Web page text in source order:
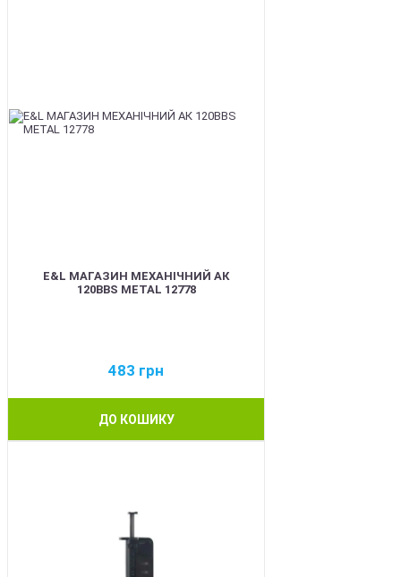
E&L МАГАЗИН МЕХАНІЧНИЙ АК
120BBS METAL 12778
483 грн
ДО КОШИКУ